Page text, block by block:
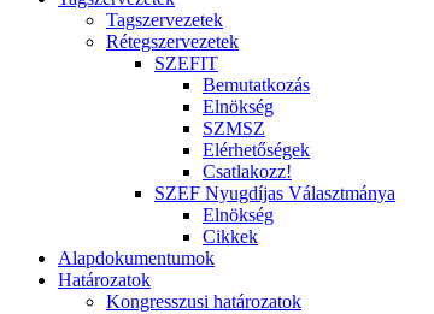
Tagszervezetek
Rétegszervezetek
SZEFIT
Bemutatkozás
Elnökség
SZMSZ
Elérhetőségek
Csatlakozz!
SZEF Nyugdíjas Választmánya
Elnökség
Cikkek
Alapdokumentumok
Határozatok
Kongresszusi határozatok